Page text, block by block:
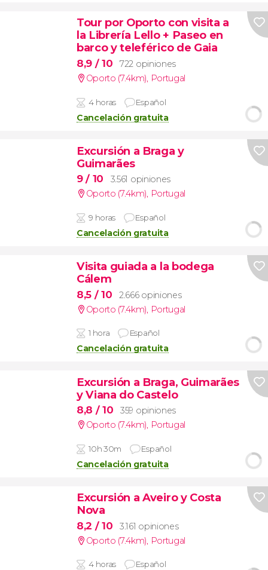
Tour por Oporto con visita a
la Librería Lello + Paseo en
barco y teleférico de Gaia
8,9 / 10
722 opiniones
Oporto (7.4km), Portugal
4 horas Español
Cancelación gratuita
Excursión a Braga y
Guimarães
9/ 10
3.561 opiniones
Oporto (7.4km), Portugal
9 horas Español
Cancelación gratuita
Visita guiada a la bodega
Cálem
8,5 / 10
2.666 opiniones
Oporto (7.4km) Portugal
1 hora Español
Cancelación gratuita
Excursión a Braga, Guimarães
y Viana do Castelo
8,8 / 10
359 opiniones
Oporto (7.4km), Portugal
10h 30m Español
Cancelación gratuita
Excursión a Aveiro y Costa
Nova
8,2 / 10
3.161 opiniones
Oporto (7.4km) Portugal
4 horas Español